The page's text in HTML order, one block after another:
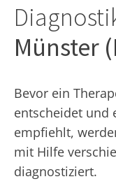
Münster
Bevor ein
entscheidet und
empfiehlt,
mit Hilfe
diagnostiziert.